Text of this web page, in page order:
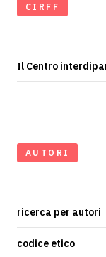
CIRFF
Il Centro
AUTORI
ricerca per autori
codice etico